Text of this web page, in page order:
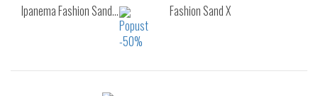
Ipanema Fashion Sand… Fashion Sand X